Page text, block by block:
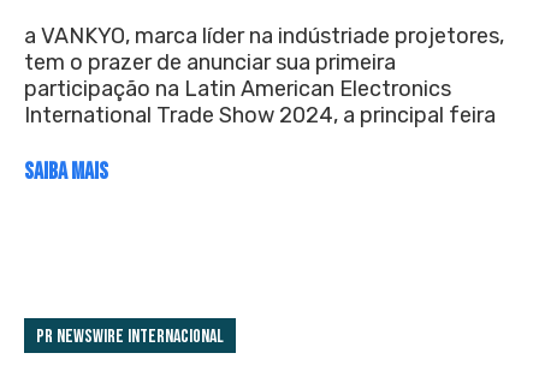
a VANKYO, marca líder na indústriade projetores,
tem o prazer de anunciar sua primeira
participação na Latin American Electronics
International Trade Show 2024, a principal feira
SAIBA MAIS
PR Newswire Internacional